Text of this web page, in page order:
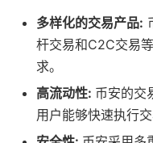
多样化的交易产品:
杆交易和C2C交易
求。
高流动性: 币安的交
用户能够快速执行交